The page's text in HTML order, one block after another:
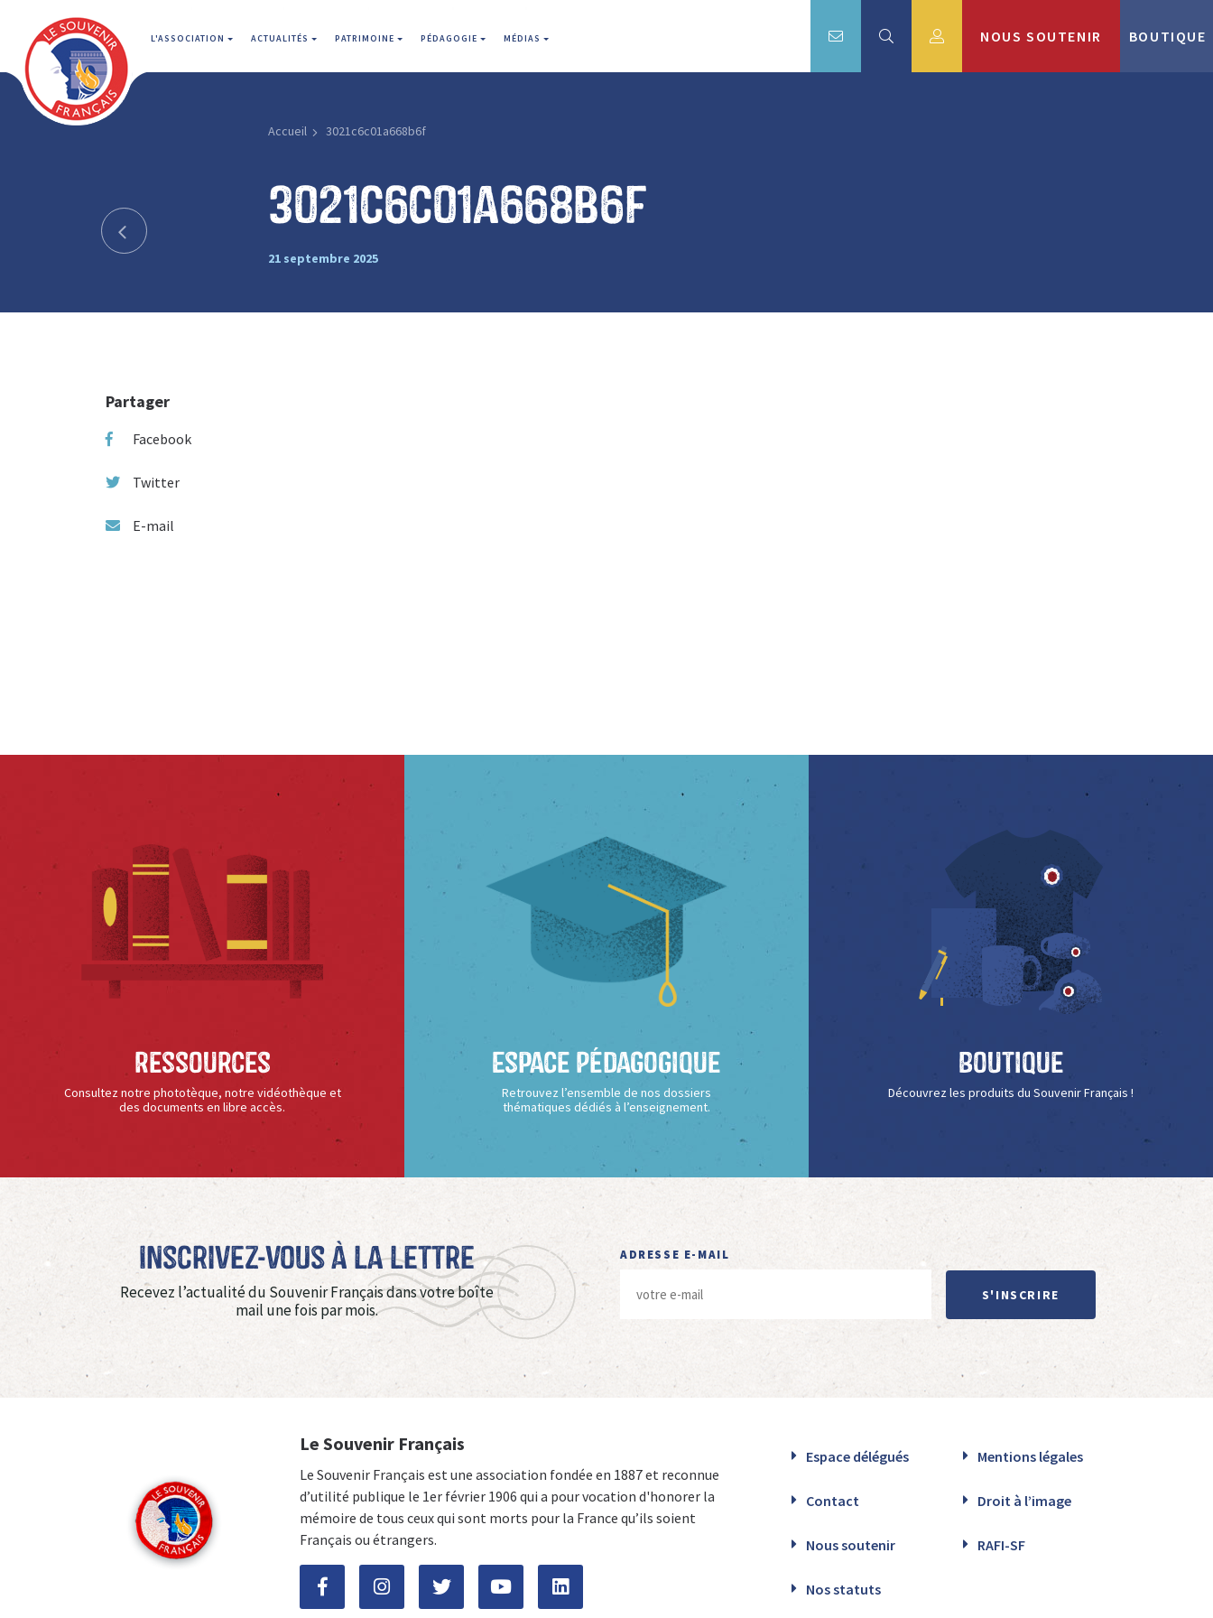
L'ASSOCIATION ACTUALITÉS PATRIMOINE PÉDAGOGIE MÉDIAS NOUS SOUTENIR BOUTIQUE
Accueil 3021c6c01a668b6f
3021c6c01a668b6f
21 septembre 2025
Partager
Facebook
Twitter
E-mail
Ressources
Consultez notre phototèque, notre vidéothèque et
des documents en libre accès.
Espace Pédagogique
Retrouvez l’ensemble de nos dossiers
thématiques dédiés à l’enseignement.
Boutique
Découvrez les produits du Souvenir Français !
Inscrivez-vous à La Lettre
Recevez l’actualité du Souvenir Français dans votre boîte
mail une fois par mois.
ADRESSE E-MAIL
S'INSCRIRE
Le Souvenir Français
Le Souvenir Français est une association fondée en 1887 et reconnue
d’utilité publique le 1er février 1906 qui a pour vocation d'honorer la
mémoire de tous ceux qui sont morts pour la France qu’ils soient
Français ou étrangers.
Espace délégués Mentions légales
Contact Droit à l’image
Nous soutenir RAFI-SF
Nos statuts